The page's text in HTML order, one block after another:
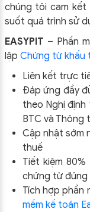
chúng tôi cam
suốt quá trình sử
EASYPIT – Phần
lập Chứng từ khấu
Liên kết trực
Đáp ứng đầy
theo Nghị định
BTC và Thông
Cập nhật sớm
thuế
Tiết kiệm
chứng từ đúng
Tích hợp phần
mềm kế toán